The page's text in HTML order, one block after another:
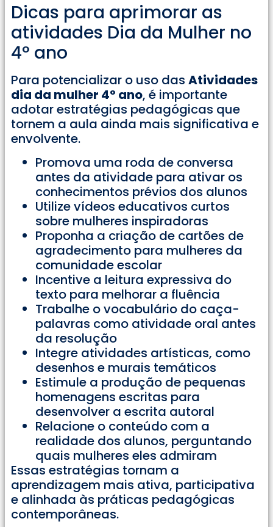
Dicas para aprimorar as
atividades Dia da Mulher no
4° ano
Para potencializar o uso das Atividades
dia da mulher 4° ano, é importante
adotar estratégias pedagógicas que
tornem a aula ainda mais significativa e
envolvente.
Promova uma roda de conversa
antes da atividade para ativar os
conhecimentos prévios dos alunos
Utilize vídeos educativos curtos
sobre mulheres inspiradoras
Proponha a criação de cartões de
agradecimento para mulheres da
comunidade escolar
Incentive a leitura expressiva do
texto para melhorar a fluência
Trabalhe o vocabulário do caça-
palavras como atividade oral antes
da resolução
Integre atividades artísticas, como
desenhos e murais temáticos
Estimule a produção de pequenas
homenagens escritas para
desenvolver a escrita autoral
Relacione o conteúdo com a
realidade dos alunos, perguntando
quais mulheres eles admiram
Essas estratégias tornam a
aprendizagem mais ativa, participativa
e alinhada às práticas pedagógicas
contemporâneas.